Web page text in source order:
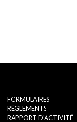
FORMULAIRES
RÉGLEMENTS
RAPPORT D'ACTIVITÉ